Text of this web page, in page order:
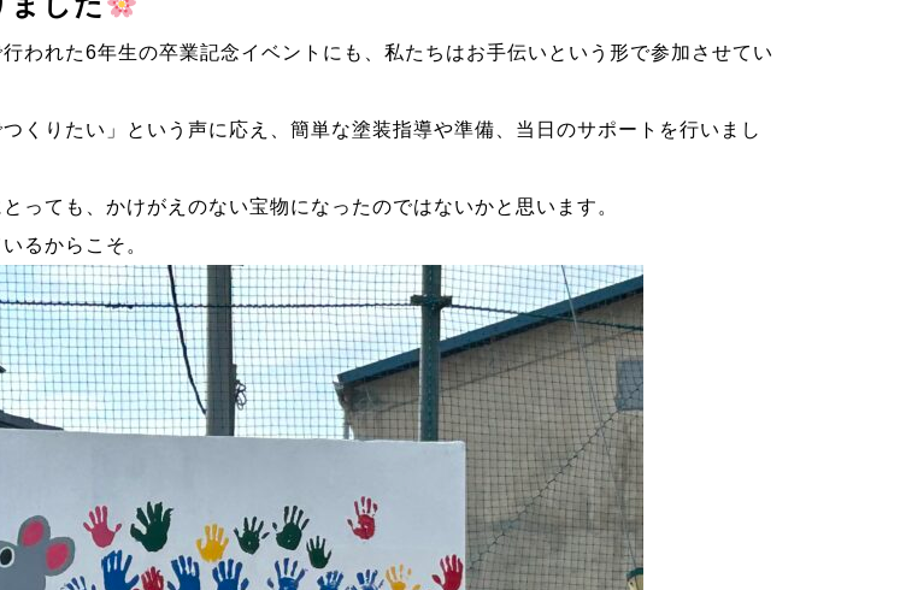
われた6年生の卒業記念イベントにも、私たちはお手伝いという形で参加させてい
くりたい」という声に応え、簡単な塗装指導や準備、当日のサポートを行いまし
っても、かけがえのない宝物になったのではないかと思います。
るからこそ。